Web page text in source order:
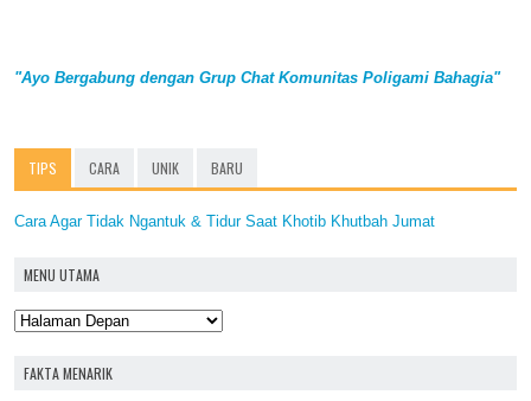
"Ayo Bergabung dengan Grup Chat Komunitas Poligami Bahagia"
TIPS CARA UNIK BARU
Cara Agar Tidak Ngantuk & Tidur Saat Khotib Khutbah Jumat
MENU UTAMA
FAKTA MENARIK